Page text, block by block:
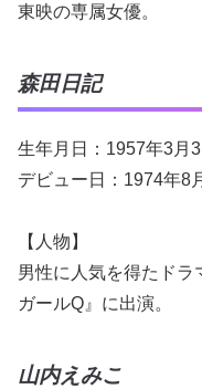
東映の専属女優。
森田日記
生年月日：1957年3月
デビュー日：1974年8
【人物】
男性に人気を得たドラ
ガールQ』に出演。
山内えみこ